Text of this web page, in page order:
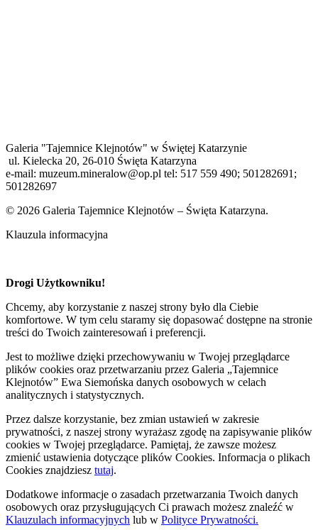
Galeria "Tajemnice Klejnotów" w Świętej Katarzynie
ul. Kielecka 20, 26-010 Święta Katarzyna
e-mail: muzeum.mineralow@op.pl tel: 517 559 490; 501282691;
501282697
© 2026 Galeria Tajemnice Klejnotów – Święta Katarzyna.
Klauzula informacyjna
Drogi Użytkowniku!
Chcemy, aby korzystanie z naszej strony było dla Ciebie
komfortowe. W tym celu staramy się dopasować dostępne na stronie
treści do Twoich zainteresowań i preferencji.
Jest to możliwe dzięki przechowywaniu w Twojej przeglądarce
plików cookies oraz przetwarzaniu przez Galeria „Tajemnice
Klejnotów” Ewa Siemońska danych osobowych w celach
analitycznych i statystycznych.
Przez dalsze korzystanie, bez zmian ustawień w zakresie
prywatności, z naszej strony wyrażasz zgodę na zapisywanie plików
cookies w Twojej przeglądarce. Pamiętaj, że zawsze możesz
zmienić ustawienia dotyczące plików Cookies. Informacja o plikach
Cookies znajdziesz tutaj.
Dodatkowe informacje o zasadach przetwarzania Twoich danych
osobowych oraz przysługujących Ci prawach możesz znaleźć w
Klauzulach informacyjnych lub w Polityce Prywatności.